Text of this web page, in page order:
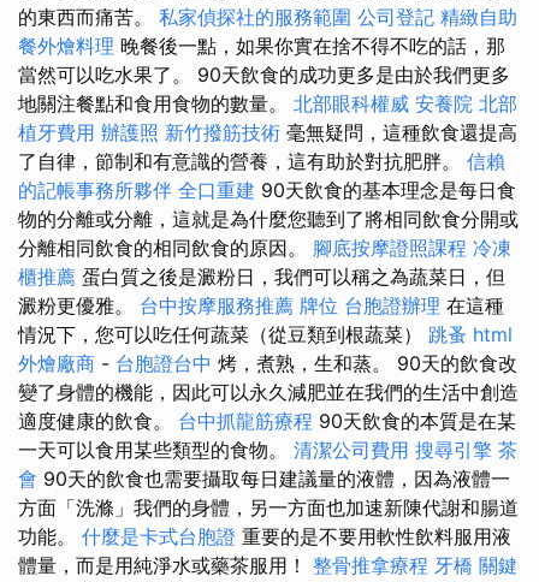
的東西而痛苦。 私家偵探社的服務範圍 公司登記 精緻自助
餐外燴料理 晚餐後一點，如果你實在捨不得不吃的話，那
當然可以吃水果了。 90天飲食的成功更多是由於我們更多
地關注餐點和食用食物的數量。 北部眼科權威 安養院 北部
植牙費用 辦護照 新竹撥筋技術 毫無疑問，這種飲食還提高
了自律，節制和有意識的營養，這有助於對抗肥胖。 信賴
的記帳事務所夥伴 全口重建 90天飲食的基本理念是每日食
物的分離或分離，這就是為什麼您聽到了將相同飲食分開或
分離相同飲食的相同飲食的原因。 腳底按摩證照課程 冷凍
櫃推薦 蛋白質之後是澱粉日，我們可以稱之為蔬菜日，但
澱粉更優雅。 台中按摩服務推薦 牌位 台胞證辦理 在這種
情況下，您可以吃任何蔬菜（從豆類到根蔬菜） 跳蚤 html
外燴廠商 - 台胞證台中 烤，煮熟，生和蒸。 90天的飲食改
變了身體的機能，因此可以永久減肥並在我們的生活中創造
適度健康的飲食。 台中抓龍筋療程 90天飲食的本質是在某
一天可以食用某些類型的食物。 清潔公司費用 搜尋引擎 茶
會 90天的飲食也需要攝取每日建議量的液體，因為液體一
方面「洗滌」我們的身體，另一方面也加速新陳代謝和腸道
功能。 什麼是卡式台胞證 重要的是不要用軟性飲料服用液
體量，而是用純淨水或藥茶服用！ 整骨推拿療程 牙橋 關鍵